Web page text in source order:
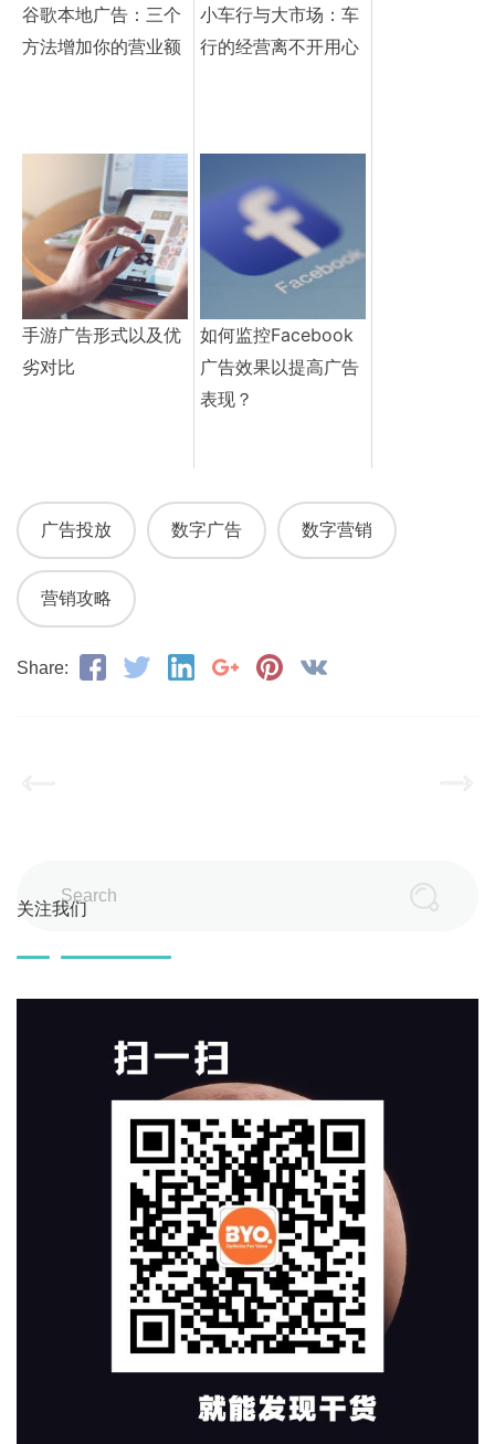
谷歌本地广告：三个
方法增加你的营业额
小车行与大市场：车
行的经营离不开用心
手游广告形式以及优
劣对比
如何监控Facebook
广告效果以提高广告
表现？
广告投放 数字广告 数字营销
营销攻略
Share:
关注我们